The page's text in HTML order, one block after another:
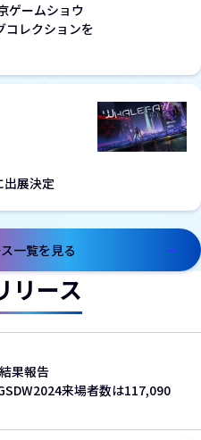
ゲームショウ
コレクションを
出展決定
一覧を見る
リース
果報告
来場者数は117,090